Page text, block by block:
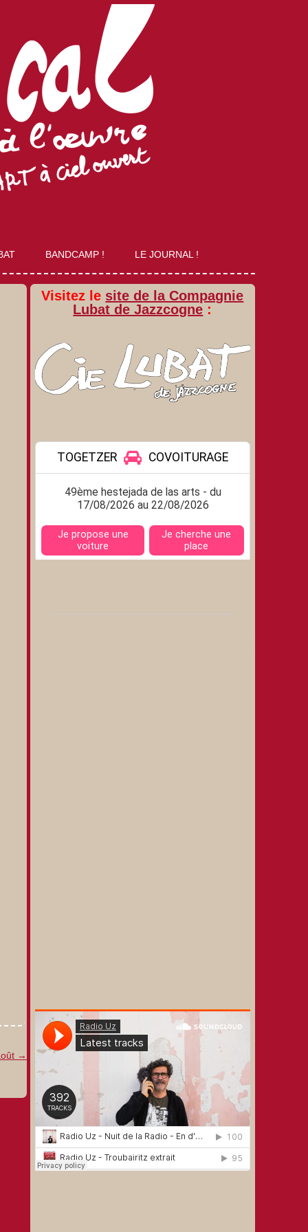
BANDCAMP ! LE JOURNAL !
→
Visitez le site de la Compagnie
Lubat de Jazzcogne :